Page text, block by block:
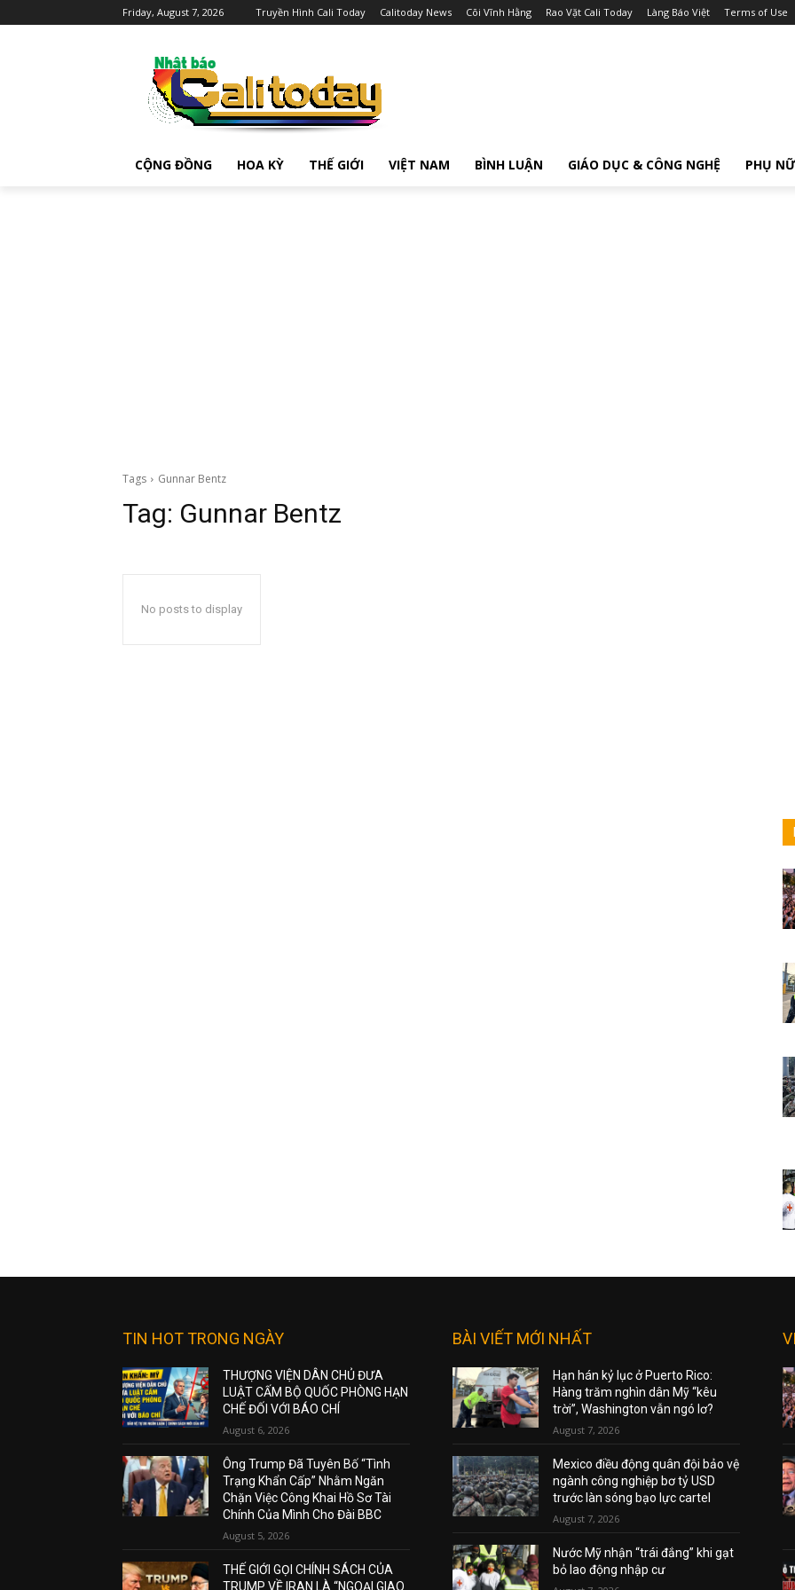
Friday, August 7, 2026 Truyền Hình Cali Today Calitoday News Cõi Vĩnh Hằng Rao Vặt Cali Today Làng Báo Việt Terms of Use
CỘNG ĐỒNG HOA KỲ THẾ GIỚI VIỆT NAM BÌNH LUẬN GIÁO DỤC & CÔNG NGHỆ PHỤ NỮ
Tags Gunnar Bentz
Tag: Gunnar Bentz
No posts to display
TIN HOT TRONG NGÀY
THƯỢNG VIỆN DÂN CHỦ ĐƯA
LUẬT CẤM BỘ QUỐC PHÒNG HẠN
CHẾ ĐỐI VỚI BÁO CHÍ
August 6, 2026
Ông Trump Đã Tuyên Bố “Tình
Trạng Khẩn Cấp” Nhằm Ngăn
Chặn Việc Công Khai Hồ Sơ Tài
Chính Của Mình Cho Đài BBC
August 5, 2026
THẾ GIỚI GỌI CHÍNH SÁCH CỦA
TRUMP VỀ IRAN LÀ “NGOẠI GIAO
BÀI VIẾT MỚI NHẤT
Hạn hán kỷ lục ở Puerto Rico:
Hàng trăm nghìn dân Mỹ “kêu
trời”, Washington vẫn ngó lơ?
August 7, 2026
Mexico điều động quân đội bảo vệ
ngành công nghiệp bơ tỷ USD
trước làn sóng bạo lực cartel
August 7, 2026
Nước Mỹ nhận “trái đắng” khi gạt
bỏ lao động nhập cư